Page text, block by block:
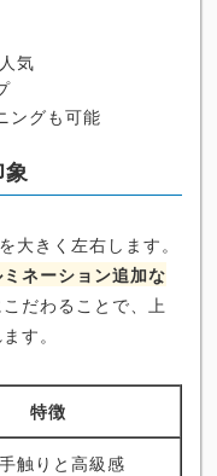
気
ングも可能
大きく左右します。
ネーション追加な
だわることで、上
す。
特徴
触りと高級感